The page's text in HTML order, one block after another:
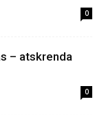
0
– atskrenda
0